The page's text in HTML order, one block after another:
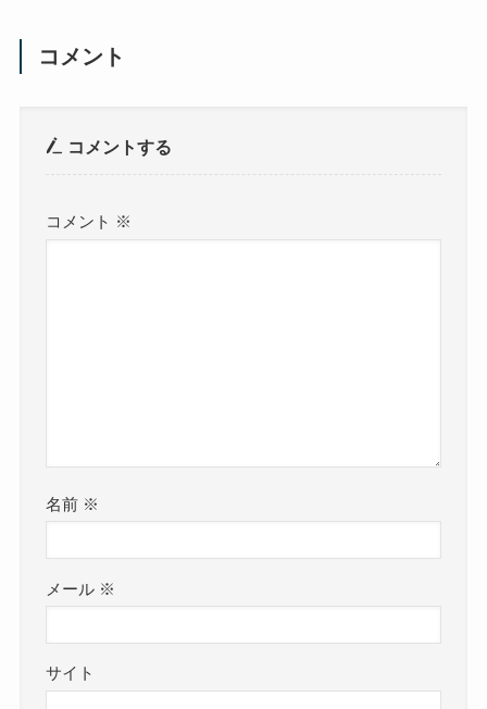
コメント
コメントする
コメント ※
名前 ※
メール ※
サイト